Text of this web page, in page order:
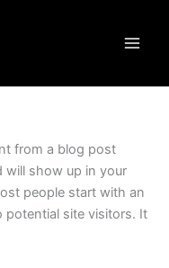
from a blog post
will show up in your
people start with an
potential site visitors. It